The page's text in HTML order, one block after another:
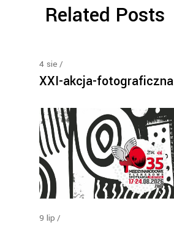
Related Posts
4 sie
XXI-akcja-fotograficzna
9 lip